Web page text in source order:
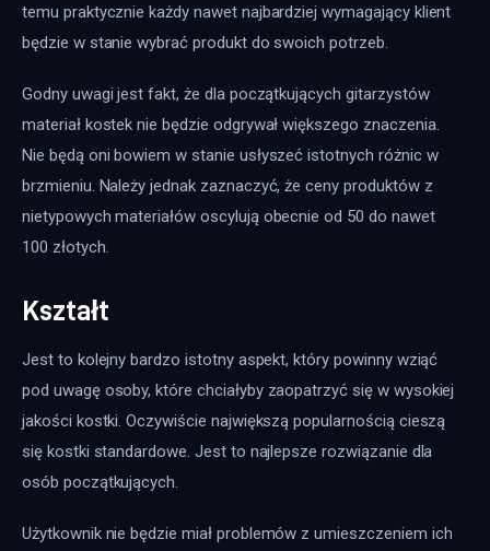
temu praktycznie każdy nawet najbardziej wymagający klient
będzie w stanie wybrać produkt do swoich potrzeb.
Godny uwagi jest fakt, że dla początkujących gitarzystów
materiał kostek nie będzie odgrywał większego znaczenia.
Nie będą oni bowiem w stanie usłyszeć istotnych różnic w
brzmieniu. Należy jednak zaznaczyć, że ceny produktów z
nietypowych materiałów oscylują obecnie od 50 do nawet
100 złotych.
Kształt
Jest to kolejny bardzo istotny aspekt, który powinny wziąć
pod uwagę osoby, które chciałyby zaopatrzyć się w wysokiej
jakości kostki. Oczywiście największą popularnością cieszą
się kostki standardowe. Jest to najlepsze rozwiązanie dla
osób początkujących.
Użytkownik nie będzie miał problemów z umieszczeniem ich